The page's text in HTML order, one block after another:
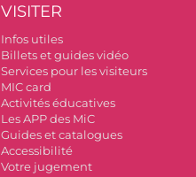
VISITER
Infos utiles
Billets et guides vidéo
Services pour les visiteurs
MIC card
Activités éducatives
Les APP des MiC
Guides et catalogues
Accessibilité
Votre jugement